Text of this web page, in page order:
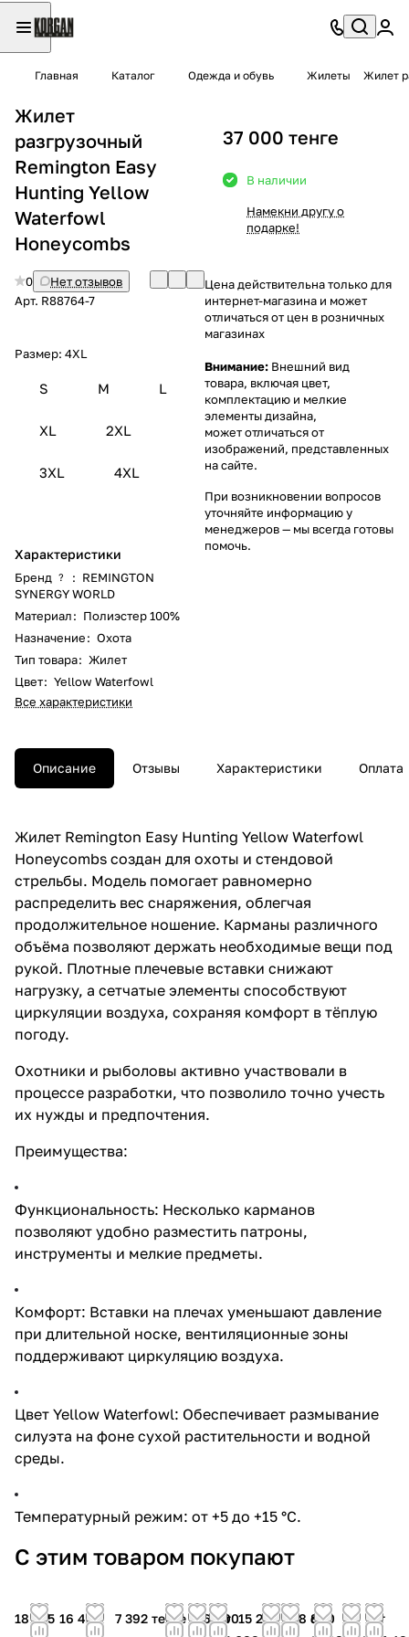
Главная Каталог Одежда и обувь Жилеты Жилет
Жилет
разгрузочный
Remington Easy
Hunting Yellow
Waterfowl
Honeycombs
0
Нет отзывов
Арт. R88764-7
Размер: 4XL
S M L
XL 2XL
3XL 4XL
Характеристики
Бренд ? : REMINGTON
SYNERGY WORLD
Материал: Полиэстер 100%
Назначение: Охота
Тип товара: Жилет
Цвет: Yellow Waterfowl
Все характеристики
37 000 тенге
В наличии
Намекни другу о
подарке!
Цена действительна только для
интернет-магазина и может
отличаться от цен в розничных
магазинах
Внимание: Внешний вид
товара, включая цвет,
комплектацию и мелкие
элементы дизайна,
может отличаться от
изображений, представленных
на сайте.
При возникновении вопросов
уточняйте информацию у
менеджеров— мы всегда готовы
помочь.
Описание Отзывы Характеристики Оплата
Жилет Remington Easy Hunting Yellow Waterfowl
Honeycombs создан для охоты и стендовой
стрельбы. Модель помогает равномерно
распределить вес снаряжения, облегчая
продолжительное ношение. Карманы различного
объёма позволяют держать необходимые вещи под
рукой. Плотные плечевые вставки снижают
нагрузку, а сетчатые элементы способствуют
циркуляции воздуха, сохраняя комфорт в тёплую
погоду.
Охотники и рыболовы активно участвовали в
процессе разработки, что позволило точно учесть
их нужды и предпочтения.
Преимущества:
Функциональность: Несколько карманов
позволяют удобно разместить патроны,
инструменты и мелкие предметы.
Комфорт: Вставки на плечах уменьшают давление
при длительной носке, вентиляционные зоны
поддерживают циркуляцию воздуха.
Цвет Yellow Waterfowl: Обеспечивает размывание
силуэта на фоне сухой растительности и водной
среды.
Температурный режим: от +5 до +15 °C.
С этим товаром покупают
18 975 16 434
7 392 тенге 46 800
от 15 200
28 800
от
от
от